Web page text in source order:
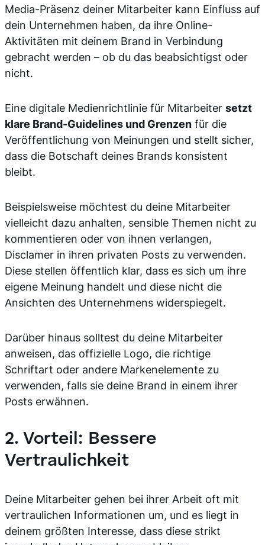
Media-Präsenz deiner Mitarbeiter kann Einfluss auf
dein Unternehmen haben, da ihre Online-
Aktivitäten mit deinem Brand in Verbindung
gebracht werden – ob du das beabsichtigst oder
nicht.
Eine digitale Medienrichtlinie für Mitarbeiter setzt
klare Brand-Guidelines und Grenzen für die
Veröffentlichung von Meinungen und stellt sicher,
dass die Botschaft deines Brands konsistent
bleibt.
Beispielsweise möchtest du deine Mitarbeiter
vielleicht dazu anhalten, sensible Themen nicht zu
kommentieren oder von ihnen verlangen,
Disclamer in ihren privaten Posts zu verwenden.
Diese stellen öffentlich klar, dass es sich um ihre
eigene Meinung handelt und diese nicht die
Ansichten des Unternehmens widerspiegelt.
Darüber hinaus solltest du deine Mitarbeiter
anweisen, das offizielle Logo, die richtige
Schriftart oder andere Markenelemente zu
verwenden, falls sie deine Brand in einem ihrer
Posts erwähnen.
2. Vorteil: Bessere
Vertraulichkeit
Deine Mitarbeiter gehen bei ihrer Arbeit oft mit
vertraulichen Informationen um, und es liegt in
deinem größten Interesse, dass diese strikt